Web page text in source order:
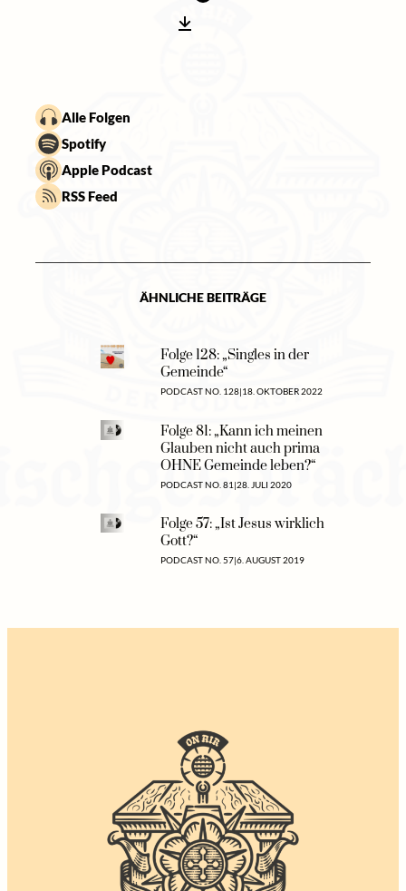
Alle Folgen
Spotify
Apple Podcast
RSS Feed
ÄHNLICHE BEITRÄGE
Folge 128: „Singles in der
Gemeinde“
PODCAST NO. 128|18. OKTOBER 2022
Folge 81: „Kann ich meinen
Glauben nicht auch prima
OHNE Gemeinde leben?“
PODCAST NO. 81 |28. JULI 2020
Folge 57: „Ist Jesus wirklich
Gott?“
PODCAST NO. 57|6. AUGUST 2019